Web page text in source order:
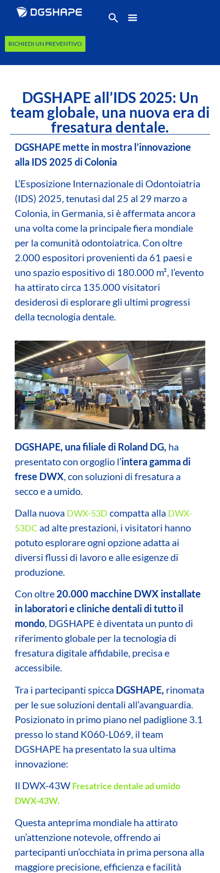
RICHIEDI UN PREVENTIVO
DGSHAPE all’IDS 2025: Un
team globale, una nuova era di
fresatura dentale.
DGSHAPE mette in mostra l’innovazione
alla IDS 2025 di Colonia
L’Esposizione Internazionale di Odontoiatria
(IDS) 2025, tenutasi dal 25 al 29 marzo a
Colonia, in Germania, si è affermata ancora
una volta come la principale fiera mondiale
per la comunità odontoiatrica. Con oltre
2.000 espositori provenienti da 61 paesi e
uno spazio espositivo di 180.000 m², l’evento
ha attirato circa 135.000 visitatori
desiderosi di esplorare gli ultimi progressi
della tecnologia dentale.
DGSHAPE, una filiale di Roland DG, ha
presentato con orgoglio l’intera gamma di
frese DWX , con soluzioni di fresatura a
secco e a umido.
Dalla nuova DWX-53D compatta alla DWX-
53DC ad alte prestazioni, i visitatori hanno
potuto esplorare ogni opzione adatta ai
diversi flussi di lavoro e alle esigenze di
produzione.
Con oltre 20.000 macchine DWX installate
in laboratori e cliniche dentali di tutto il
mondo, DGSHAPE è diventata un punto di
riferimento globale per la tecnologia di
fresatura digitale affidabile, precisa e
accessibile.
Tra i partecipanti spicca DGSHAPE, rinomata
per le sue soluzioni dentali all’avanguardia.
Posizionato in primo piano nel padiglione 3.1
presso lo stand K060-L069, il team
DGSHAPE ha presentato la sua ultima
innovazione:
Il DWX-43W Fresatrice dentale ad umido
DWX-43W.
Questa anteprima mondiale ha attirato
un’attenzione notevole, offrendo ai
partecipanti un’occhiata in prima persona alla
maggiore precisione, efficienza e facilità